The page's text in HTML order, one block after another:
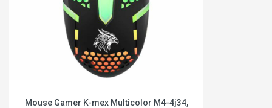
Mouse Gamer K-mex Multicolor M4-4j34,